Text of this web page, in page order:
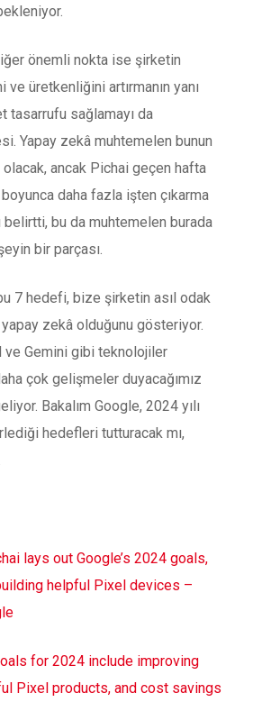
önemli nokta ise şirketin
üretkenliğini artırmanın yanı
tasarrufu sağlamayı da
Yapay zekâ muhtemelen bunun
olacak, ancak Pichai geçen hafta
daha fazla işten çıkarma
belirtti, bu da muhtemelen burada
bir parçası.
7 hedefi, bize şirketin asıl odak
yapay zekâ olduğunu gösteriyor.
ve Gemini gibi teknolojiler
çok gelişmeler duyacağımız
Bakalım Google, 2024 yılı
hedefleri tutturacak mı,
lays out Google’s 2024 goals,
helpful Pixel devices –
for 2024 include improving
Pixel products, and cost savings